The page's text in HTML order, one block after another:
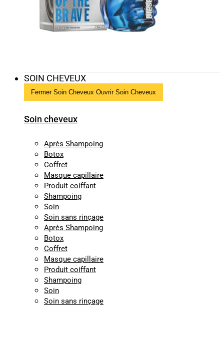
SOIN CHEVEUX
Fermer Soin Cheveux Ouvrir Soin Cheveux
Soin cheveux
Après Shampoing
Botox
Coffret
Masque capillaire
Produit coiffant
Shampoing
Soin
Soin sans rinçage
Après Shampoing
Botox
Coffret
Masque capillaire
Produit coiffant
Shampoing
Soin
Soin sans rinçage